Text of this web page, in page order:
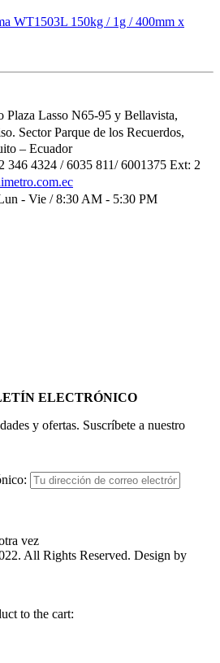
WT1503L 150kg / 1g / 400mm x
Plaza Lasso N65-95 y Bellavista,
Sector Parque de los Recuerdos,
– Ecuador
346 4324 / 6035 811/ 6001375 Ext: 2
- Vie / 8:30 AM - 5:30 PM
ELECTRÓNICO
y ofertas. Suscríbete a nuestro
vez
All Rights Reserved. Design by
to the cart: